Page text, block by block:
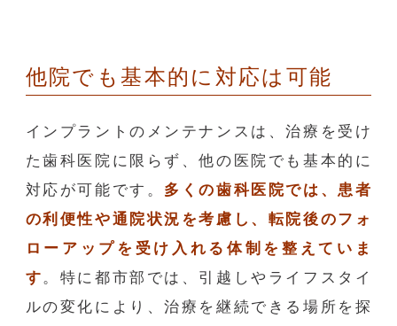
他院でも基本的に対応は可能
インプラントのメンテナンスは、治療を受け
た歯科医院に限らず、他の医院でも基本的に
対応が可能です。 多くの歯科医院では、患者
の利便性や通院状況を考慮し、転院後のフォ
ローアップを受け入れる体制を整えていま
す。特に都市部では、引越しやライフスタイ
ルの変化により、治療を継続できる場所を探